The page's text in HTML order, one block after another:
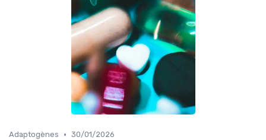
Adaptogènes • 30/01/2026